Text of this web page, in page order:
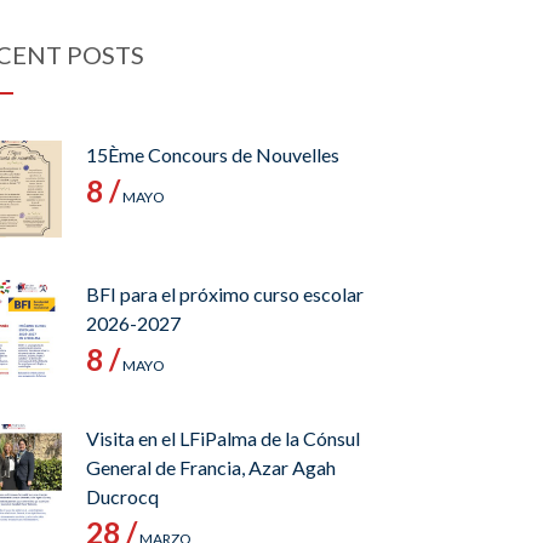
POSTS
15Ème Concours de Nouvelles
8 /MAYO
BFI para el próximo curso escolar
2026-2027
8 /MAYO
Visita en el LFiPalma de la Cónsul
General de Francia, Azar Agah
Ducrocq
28 /MARZO